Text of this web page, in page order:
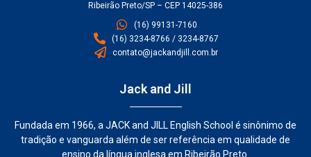
Ribeirão Preto/SP – CEP 14025-386
(16) 99131-7160
(16) 3234-8766 / 3234-8767
contato@jackandjill.com.br
Jack and Jill
Fundada em 1966, a JACK and JILL English School é sinônimo de
tradição e vanguarda além de ser referência em qualidade de
ensino da língua inglesa em Ribeirão Preto.